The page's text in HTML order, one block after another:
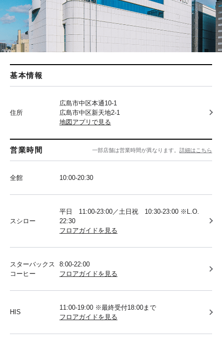
基本情報
住所
広島市中区本通10-1
広島市中区新天地2-1
地図アプリで見る
営業時間 一部店舗は営業時間が異なります。 詳細はこちら
全館 10:00-20:30
スシロー
平日 11:00-23:00／土日祝 10:30-23:00 ※L.O.
22:30
フロアガイドを見る
スターバックス
コーヒー
8:00-22:00
フロアガイドを見る
HIS
11:00-19:00 ※最終受付18:00まで
フロアガイドを見る